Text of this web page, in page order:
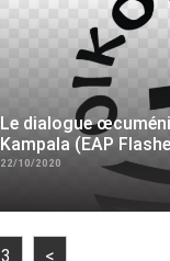
Le dialogue
Kampala (EAP
22/10/2020
3 <